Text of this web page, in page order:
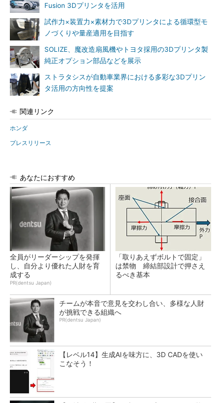
Fusion 3Dプリンタを活用
試作力×装置力×素材力で3Dプリンタによる循環型モ
ノづくりや量産適用を目指す
SOLIZE、魔改造扇風機やトヨタ採用の3Dプリンタ製
純正オプション部品などを展示
ストラタシスが自動車業界における多彩な3Dプリン
タ活用の方向性を提案
関連リンク
ホンダ
プレスリリース
あなたにおすすめ
全員がリーダーシップを発揮
し、自分より優れた人財を育
成する
PR(dentsu Japan)
「取りあえずボルトで固定」
は禁物 締結部設計で押さえ
るべき基本
チームが本音で意見を交わし合い、多様な人財
が挑戦できる組織へ
PR(dentsu Japan)
【レベル14】生成AIを味方に、3D CADを使い
こなそう！